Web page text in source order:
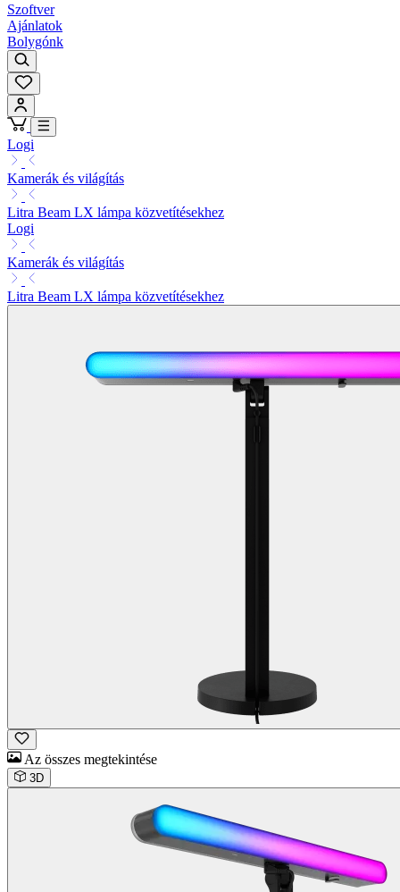
Szoftver
Ajánlatok
Bolygónk
Logi
Kamerák és világítás
Litra Beam LX lámpa közvetítésekhez
Logi
Kamerák és világítás
Litra Beam LX lámpa közvetítésekhez
Az összes megtekintése
3D